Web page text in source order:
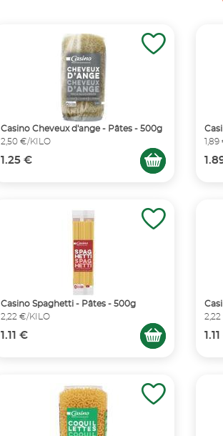
Casino Cheveux d'ange - Pâtes - 500g
2,50 €/KILO
1.25 €
Casino Spaghetti - Pâtes - 500g
2,22 €/KILO
1.11 €